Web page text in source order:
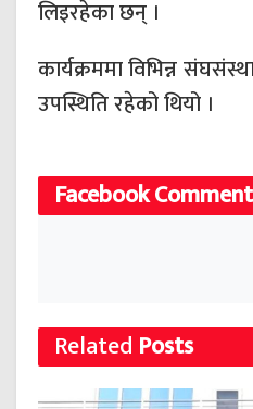
लिइरहेका छन् ।
कार्यक्रममा विभिन्न
उपस्थिति रहेको थियो ।
Facebook Comment
Related Posts